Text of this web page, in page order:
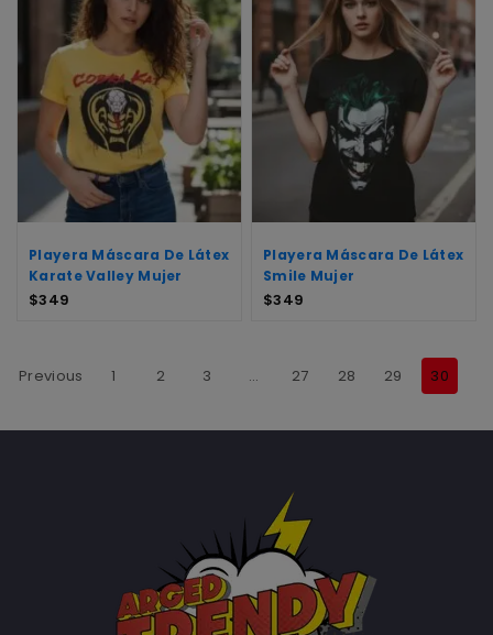
Playera Máscara De Látex
Karate Valley Mujer
$349
Playera Máscara De Látex
Smile Mujer
$349
Previous 1 2 3 … 27 28 29 30